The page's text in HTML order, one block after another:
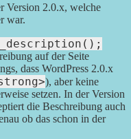
Version 2.0.x, welche
war.
auf der Seite
dass WordPress 2.0.x
), aber keine
setzen. In der Version
die Beschreibung auch
ob das schon in der